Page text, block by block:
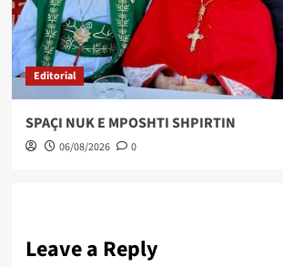
Editorial
SPAÇI NUK E MPOSHTI SHPIRTIN
06/08/2026 0
Leave a Reply